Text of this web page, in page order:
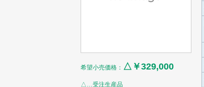
希望小売価格： △￥329,000
△…受注生産品